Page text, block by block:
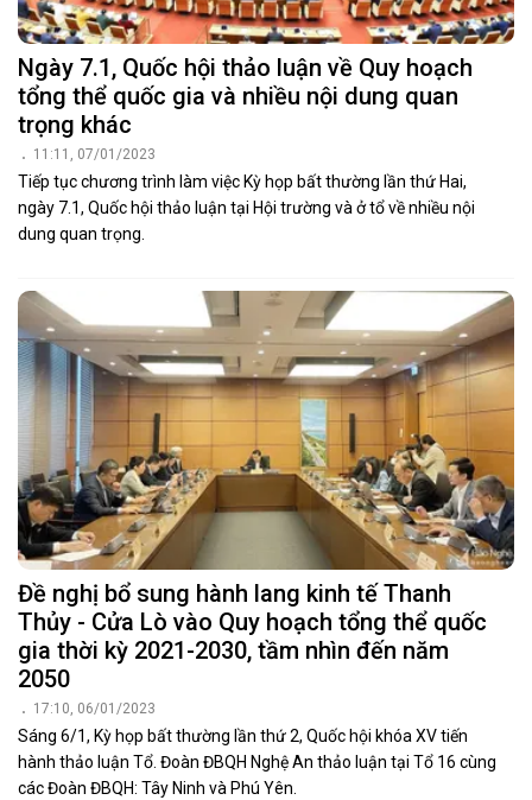
Ngày 7.1, Quốc hội thảo luận về Quy hoạch
tổng thể quốc gia và nhiều nội dung quan
trọng khác
11:11, 07/01/2023
Tiếp tục chương trình làm việc Kỳ họp bất thường lần thứ Hai,
ngày 7.1, Quốc hội thảo luận tại Hội trường và ở tổ về nhiều nội
dung quan trọng.
Đề nghị bổ sung hành lang kinh tế Thanh
Thủy - Cửa Lò vào Quy hoạch tổng thể quốc
gia thời kỳ 2021-2030, tầm nhìn đến năm
2050
17:10, 06/01/2023
Sáng 6/1, Kỳ họp bất thường lần thứ 2, Quốc hội khóa XV tiến
hành thảo luận Tổ. Đoàn ĐBQH Nghệ An thảo luận tại Tổ 16 cùng
các Đoàn ĐBQH: Tây Ninh và Phú Yên.